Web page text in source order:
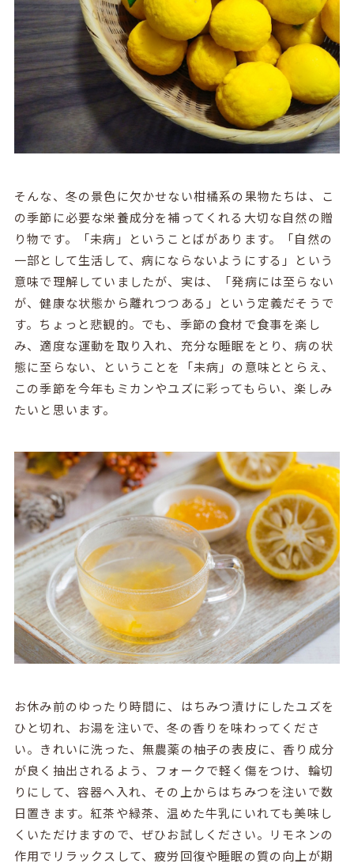
そんな、冬の景色に欠かせない柑橘系の果物たちは、こ
の季節に必要な栄養成分を補ってくれる大切な自然の贈
り物です。「未病」ということばがあります。「自然の
一部として生活して、病にならないようにする」という
意味で理解していましたが、実は、「発病には至らない
が、健康な状態から離れつつある」という定義だそうで
す。ちょっと悲観的。でも、季節の食材で食事を楽し
み、適度な運動を取り入れ、充分な睡眠をとり、病の状
態に至らない、ということを「未病」の意味ととらえ、
この季節を今年もミカンやユズに彩ってもらい、楽しみ
たいと思います。
お休み前のゆったり時間に、はちみつ漬けにしたユズを
ひと切れ、お湯を注いで、冬の香りを味わってくださ
い。きれいに洗った、無農薬の柚子の表皮に、香り成分
が良く抽出されるよう、フォークで軽く傷をつけ、輪切
りにして、容器へ入れ、その上からはちみつを注いで数
日置きます。紅茶や緑茶、温めた牛乳にいれても美味し
くいただけますので、ぜひお試しください。リモネンの
作用でリラックスして、疲労回復や睡眠の質の向上が期